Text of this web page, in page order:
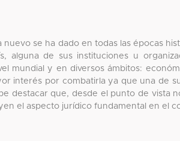
se ha dado en todas las épocas
alguna de sus instituciones u
mundial y en diversos ámbitos:
interés por combatirla ya que una de
destacar que, desde el punto de vista
el aspecto jurídico fundamental en el